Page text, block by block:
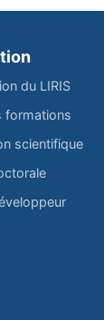
du LIRIS
formations
scientifique